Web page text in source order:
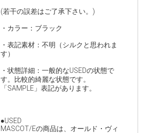
(若干の誤差はご了承下さい。)
・カラー：ブラック
・表記素材：不明（シルクと思われま
す）
・状態詳細：一般的なUSEDの状態で
す。比較的綺麗な状態です。
「SAMPLE」表記があります。
●USED
MASCOT/Eの商品は、オールド・ヴィ